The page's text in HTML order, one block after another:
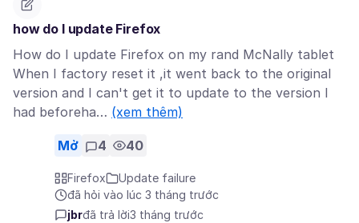
how do I update Firefox
How do I update Firefox on my rand McNally tablet
When I factory reset it ,it went back to the original
version and I can't get it to update to the version I
had beforeha… (xem thêm)
Mở 4 40
Firefox
Update failure
đã hỏi vào lúc 3 tháng trước
jbrđã trả lời3 tháng trước